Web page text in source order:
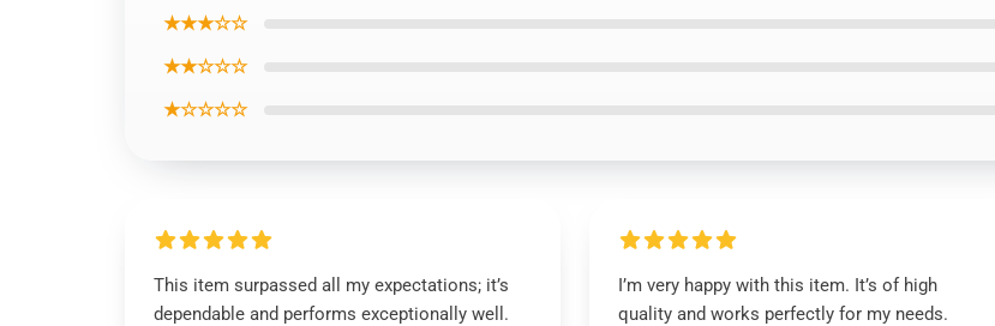
★★★☆☆
★★☆☆☆
★☆☆☆☆
This item surpassed all my expectations; it’s
dependable and performs exceptionally well.
I’m very happy with this item. It’s of high
quality and works perfectly for my needs.